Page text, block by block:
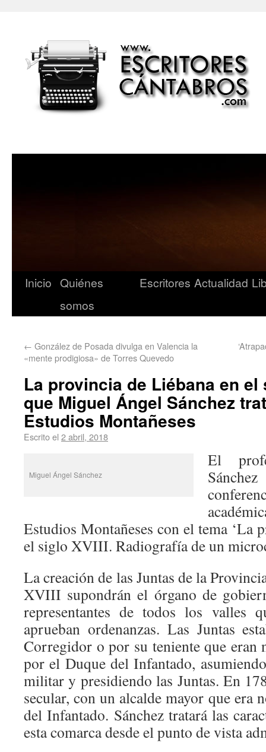
Inicio Quiénes
somos
Escritores Actualidad
← González de Posada divulga en Valencia la
«mente prodigiosa» de Torres Quevedo
La provincia de Liébana en el
que Miguel Ángel Sánchez
Estudios Montañeses
Escrito el 2 abril, 2018
Miguel Ángel Sánchez
El
Estudios Montañeses con el tema ‘La
el siglo XVIII. Radiografía de un
La creación de las Juntas de la
XVIII supondrán el órgano de
representantes de todos los valles
aprueban ordenanzas. Las Juntas
Corregidor o por su teniente que eran
por el Duque del Infantado,
militar y presidiendo las Juntas. En
secular, con un alcalde mayor que era
del Infantado. Sánchez tratará las
esta comarca desde el punto de vista